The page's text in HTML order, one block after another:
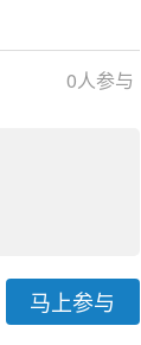
0人参与
马上参与